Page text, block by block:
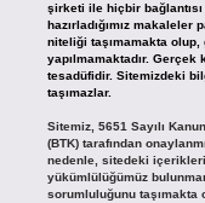
şirketi ile hiçbir
hazırladığımız
niteliği taşımamakta
yapılmamaktadır.
tesadüfidir. Sitemizdeki
taşımazlar.
Sitemiz, 5651 Sayılı
(BTK) tarafından
nedenle, sitedeki
yükümlülüğümüz
sorumluluğunu taşımakta